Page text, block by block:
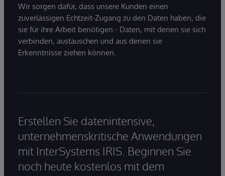
Wir sorgen dafür, dass unsere Kunden einen
zuverlässigen Echtzeit-Zugang zu den Daten haben, die
sie für ihre Arbeit benötigen - Daten, mit denen sie sich
verbinden, austauschen und aus denen sie
Erkenntnisse ziehen können.
Erstellen Sie datenintensive,
unternehmenskritische Anwendungen
mit InterSystems IRIS. Beginnen Sie
noch heute kostenlos mit dem